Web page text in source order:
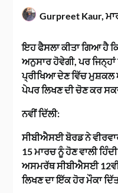
Gurpreet Kaur,
ਇਹ ਫੈਸਲਾ ਕੀਤਾ ਗਿਆ ਹੈ
ਅਨੁਸਾਰ ਹੋਵੇਗੀ, ਪਰ
ਪ੍ਰੀਖਿਆ ਦੇਣ ਵਿੱਚ ਮੁਸ਼ਕਲ
ਪੇਪਰ ਲਿਖਣ ਦੀ ਚੋਣ ਕਰ
ਨਵੀਂ ਦਿੱਲੀ:
ਸੀਬੀਐਸਈ ਬੋਰਡ ਨੇ
15 ਮਾਰਚ ਨੂੰ ਹੋਣ ਵਾਲੀ
ਅਸਮਰੱਥ ਸੀਬੀਐਸਈ
ਲਿਖਣ ਦਾ ਇੱਕ ਹੋਰ ਮੌਕਾ